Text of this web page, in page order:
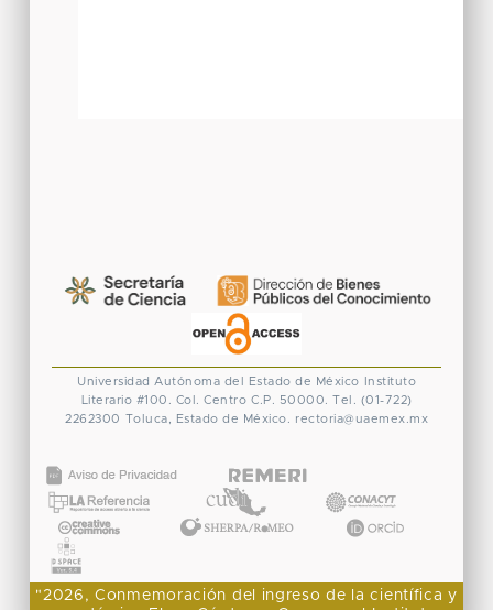
Universidad Autónoma del Estado de México
Instituto
Literario #100. Col. Centro C.P. 50000. Tel. (01-722)
2262300 Toluca, Estado de México. rectoria@uaemex.mx
"2026, Conmemoración del ingreso de la científica y